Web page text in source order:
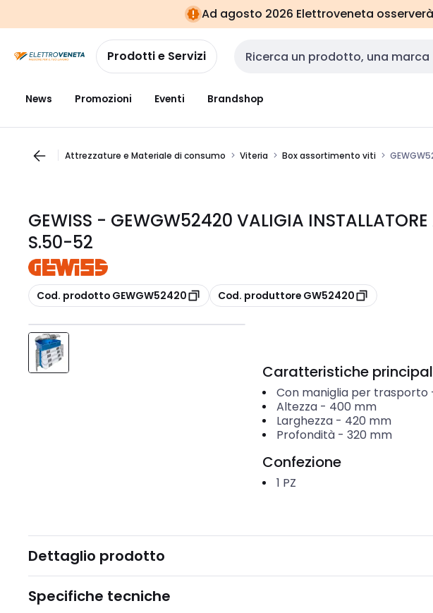
navigazionealla
pagina
Ad agosto 2026 Elettroveneta
Prodotti e Servizi Cerca input
News Promozioni Eventi Brandshop
Attrezzature e Materiale di consumo Viteria Box assortimento viti
GEWISS - GEWGW52420 VALIGIA INSTALLATORE
S.50-52
copia
Cod. prodotto GEWGW52420 copia
Cod. produttore GW52420
Caratteristiche
Con maniglia per trasporto
Altezza- 400 mm
Larghezza- 420 mm
Profondità- 320 mm
Confezione
1 PZ
Dettaglio prodotto
Specifiche tecniche